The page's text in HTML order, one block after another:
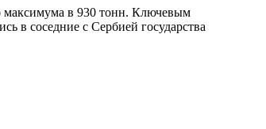
максимума в 930 тонн. Ключевым
в соседние с Сербией государства